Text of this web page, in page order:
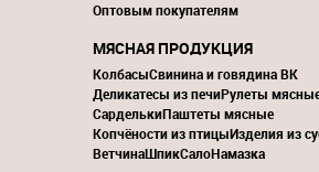
Оптовым покупателям
МЯСНАЯ ПРОДУКЦИЯ
КолбасыСвинина и говядина ВК
Деликатесы из печиРулеты
СарделькиПаштеты мясные
Копчёности из птицыИзделия из
ВетчинаШпикСалоНамазка